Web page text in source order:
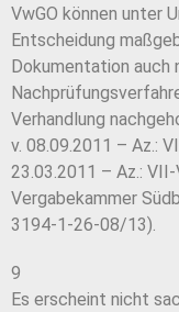
VwGO können unter
Entscheidung
Dokumentation auch
Verhandlung
v. 08.09.2011 – Az.:
23.03.2011 – Az.:
Vergabekammer
3194-1-26-08/13).
9
Es erscheint nicht